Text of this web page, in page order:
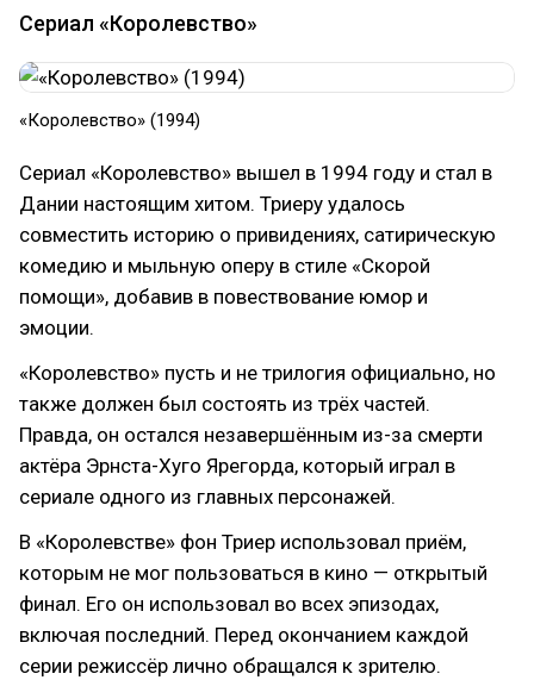
Сериал «Королевство»
«Королевство» (1994)
Сериал «Королевство» вышел в 1994 году и стал в
Дании настоящим хитом. Триеру удалось
совместить историю о привидениях, сатирическую
комедию и мыльную оперу в стиле «Скорой
помощи», добавив в повествование юмор и
эмоции.
«Королевство» пусть и не трилогия официально, но
также должен был состоять из трёх частей.
Правда, он остался незавершённым из-за смерти
актёра Эрнста-Хуго Ярегорда, который играл в
сериале одного из главных персонажей.
В «Королевстве» фон Триер использовал приём,
которым не мог пользоваться в кино — открытый
финал. Его он использовал во всех эпизодах,
включая последний. Перед окончанием каждой
серии режиссёр лично обращался к зрителю.